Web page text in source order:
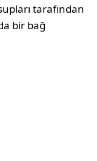
tarafından
bir bağ